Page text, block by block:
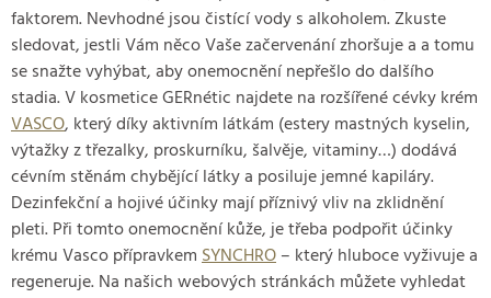
faktorem. Nevhodné jsou čistící vody s alkoholem. Zkuste
sledovat, jestli Vám něco Vaše začervenání zhoršuje a a tomu
se snažte vyhýbat, aby onemocnění nepřešlo do dalšího
stadia. V kosmetice GERnétic najdete na rozšířené cévky krém
VASCO, který díky aktivním látkám (estery mastných kyselin,
výtažky z třezalky, proskurníku, šalvěje, vitaminy…) dodává
cévním stěnám chybějící látky a posiluje jemné kapiláry.
Dezinfekční a hojivé účinky mají příznivý vliv na zklidnění
pleti. Při tomto onemocnění kůže, je třeba podpořit účinky
krému Vasco přípravkemSYNCHRO– který hluboce vyživuje a
regeneruje. Na našich webových stránkách můžete vyhledat